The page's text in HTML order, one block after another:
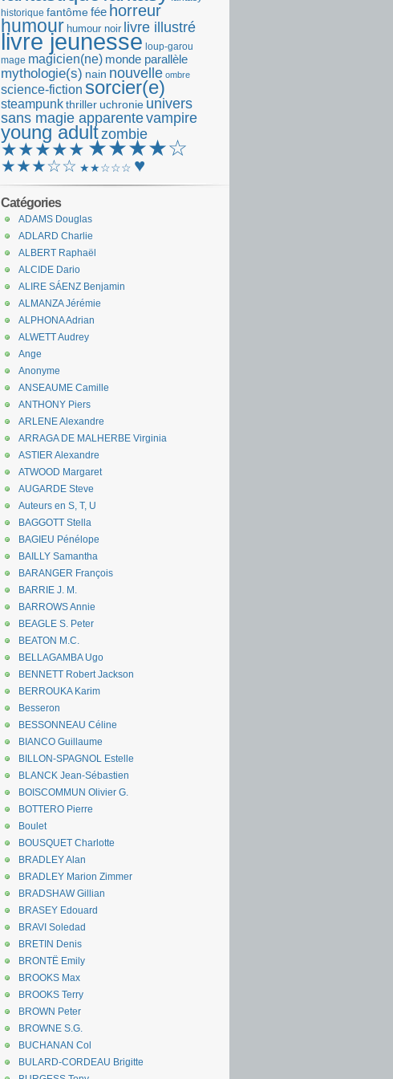
historique fantômefée horreur
humour humour noir livre illustré
livre jeunesse loup-garou
mage magicien(ne) monde parallèle
mythologie(s) nain nouvelle ombre
science-fiction sorcier(e)
steampunkthriller uchronie univers
sans magie apparentevampire
young adultzombie
★★★★★ ★★★★☆
★★★☆☆ ★★☆☆☆ ♥
Catégories
ADAMS Douglas
ADLARD Charlie
ALBERT Raphaël
ALCIDE Dario
ALIRE SÁENZ Benjamin
ALMANZA Jérémie
ALPHONA Adrian
ALWETT Audrey
Ange
Anonyme
ANSEAUME Camille
ANTHONY Piers
ARLENE Alexandre
ARRAGA DE MALHERBE Virginia
ASTIER Alexandre
ATWOOD Margaret
AUGARDE Steve
Auteurs en S, T, U
BAGGOTT Stella
BAGIEU Pénélope
BAILLY Samantha
BARANGER François
BARRIE J. M.
BARROWS Annie
BEAGLE S. Peter
BEATON M.C.
BELLAGAMBA Ugo
BENNETT Robert Jackson
BERROUKA Karim
Besseron
BESSONNEAU Céline
BIANCO Guillaume
BILLON-SPAGNOL Estelle
BLANCK Jean-Sébastien
BOISCOMMUN Olivier G.
BOTTERO Pierre
Boulet
BOUSQUET Charlotte
BRADLEY Alan
BRADLEY Marion Zimmer
BRADSHAW Gillian
BRASEY Edouard
BRAVI Soledad
BRETIN Denis
BRONTË Emily
BROOKS Max
BROOKS Terry
BROWN Peter
BROWNE S.G.
BUCHANAN Col
BULARD-CORDEAU Brigitte